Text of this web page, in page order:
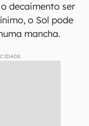
decaimento ser
o Sol pode
mancha.